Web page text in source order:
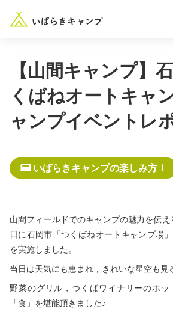
― AUTUMN FESTA
イベント-トップ
“いばらき”のキャンプ場を
イベント情報
海辺キャンプ
【山間キャンプ】
くばねオートキャ
ャンプイベントレ
いばらきキャンプの楽しみ方！
山間フィールドでのキャンプの魅力を伝
日に石岡市「つくばねオートキャンプ場
を実施しました。
当日は天気にも恵まれ，きれいな星空も見
野菜のグリル，つくばワイナリーのホ
「食」を堪能頂きました♪